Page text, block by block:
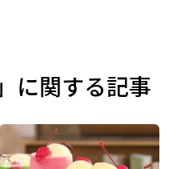
に関する記事